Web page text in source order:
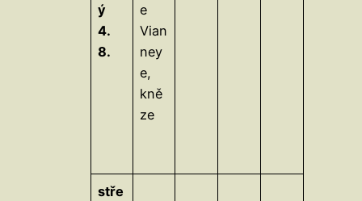
ý
4.
8.
e
Vian
ney
e,
kně
ze
stře